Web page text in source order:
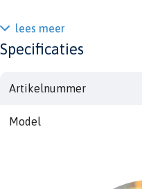
lees meer
Specificaties
Artikelnummer
Model